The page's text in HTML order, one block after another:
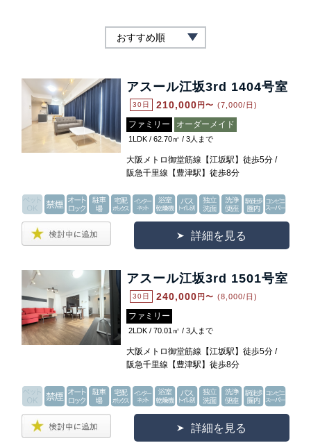
アスール江坂3rd 1404号室
30日 210,000 円〜 (7,000/日)
ファミリー オーダーメイド
1LDK / 62.70㎡ / 3人まで
大阪メトロ御堂筋線【江坂駅】徒歩5分 /
阪急千里線【豊津駅】徒歩8分
詳細を見る
アスール江坂3rd 1501号室
30日 240,000 円〜 (8,000/日)
ファミリー
2LDK / 70.01㎡ / 3人まで
大阪メトロ御堂筋線【江坂駅】徒歩5分 /
阪急千里線【豊津駅】徒歩8分
詳細を見る